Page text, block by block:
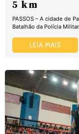
5 km
PASSOS – A cidade de
Batalhão da Polícia
LEIA MAIS